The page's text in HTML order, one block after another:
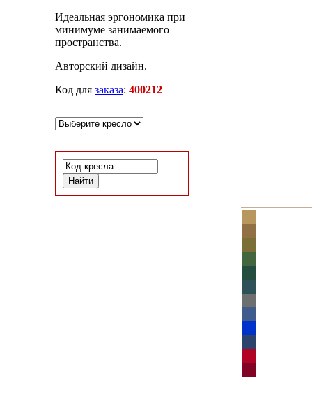
Идеальная эргономика при
минимуме занимаемого
пространства.
Авторский дизайн.
Код для заказа: 400212